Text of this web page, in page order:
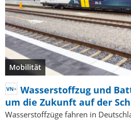
Mobilität
Wasserstoffzug und
um die Zukunft auf der
Wasserstoffzüge fahren in